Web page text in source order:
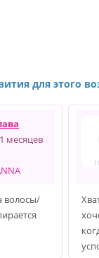
для этого
месяцев
волосы/